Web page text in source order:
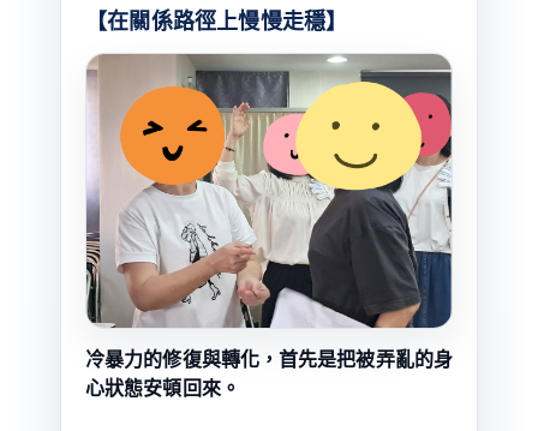
【在關係路徑上慢慢走穩】
冷暴力的修復與轉化，首先是把被弄亂的身
心狀態安頓回來。